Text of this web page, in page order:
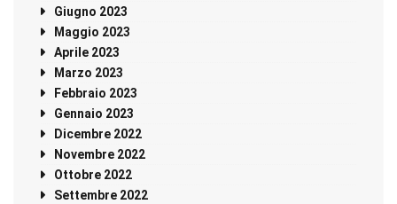
Giugno 2023
Maggio 2023
Aprile 2023
Marzo 2023
Febbraio 2023
Gennaio 2023
Dicembre 2022
Novembre 2022
Ottobre 2022
Settembre 2022